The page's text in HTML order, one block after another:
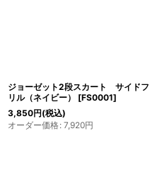
ジョーゼット2段スカート サイドフ
リル（ネイビー）
[FS0001]
3,850円(税込)
オーダー価格: 7,920円